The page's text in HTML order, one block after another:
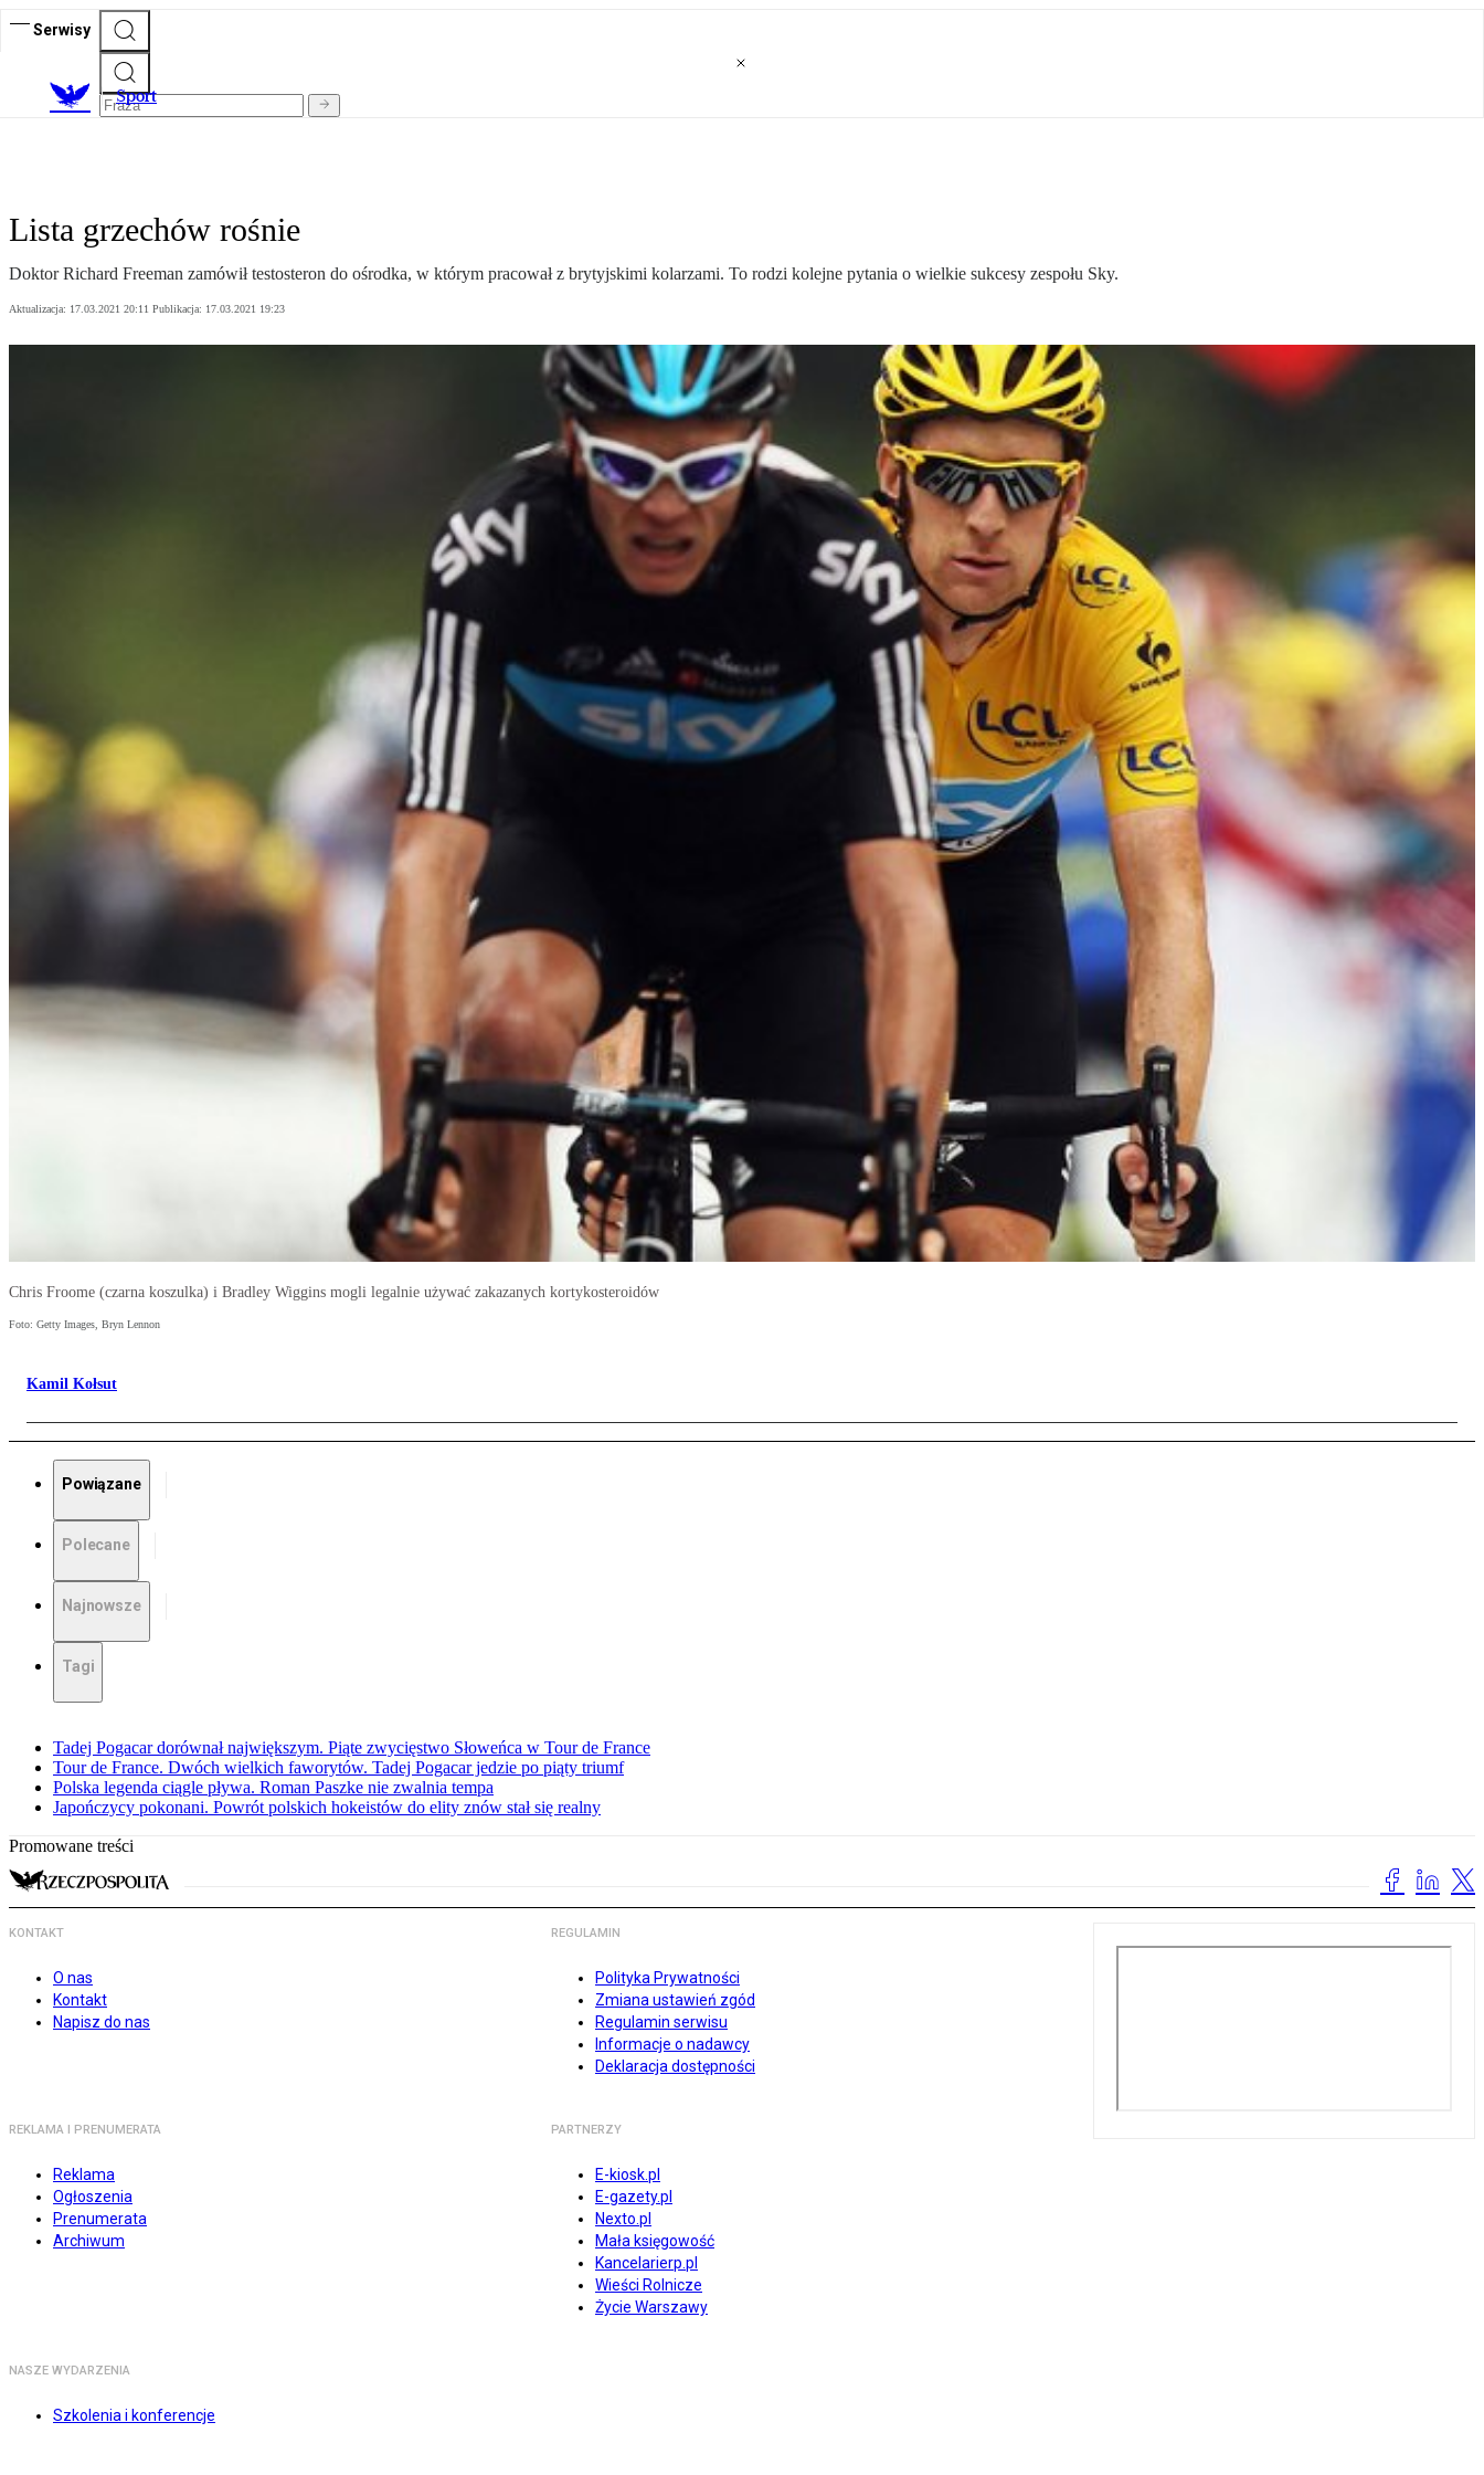
Serwisy
Sport
Lista grzechów rośnie
Doktor Richard Freeman zamówił testosteron do ośrodka, w którym pracował z brytyjskimi kolarzami. To rodzi kolejne pytania o wielkie sukcesy zespołu Sky.
Aktualizacja: 17.03.2021 20:11 Publikacja: 17.03.2021 19:23
Chris Froome (czarna koszulka) i Bradley Wiggins mogli legalnie używać zakazanych kortykosteroidów
Foto: Getty Images, Bryn Lennon
Kamil Kołsut
Powiązane
Polecane
Najnowsze
Tagi
Tadej Pogacar dorównał największym. Piąte zwycięstwo Słoweńca w Tour de France
Tour de France. Dwóch wielkich faworytów. Tadej Pogacar jedzie po piąty triumf
Polska legenda ciągle pływa. Roman Paszke nie zwalnia tempa
Japończycy pokonani. Powrót polskich hokeistów do elity znów stał się realny
Promowane treści
KONTAKT
O nas
Kontakt
Napisz do nas
REGULAMIN
Polityka Prywatności
Zmiana ustawień zgód
Regulamin serwisu
Informacje o nadawcy
Deklaracja dostępności
REKLAMA I PRENUMERATA
Reklama
Ogłoszenia
Prenumerata
Archiwum
PARTNERZY
E-kiosk.pl
E-gazety.pl
Nexto.pl
Mała księgowość
Kancelarierp.pl
Wieści Rolnicze
Życie Warszawy
NASZE WYDARZENIA
Szkolenia i konferencje